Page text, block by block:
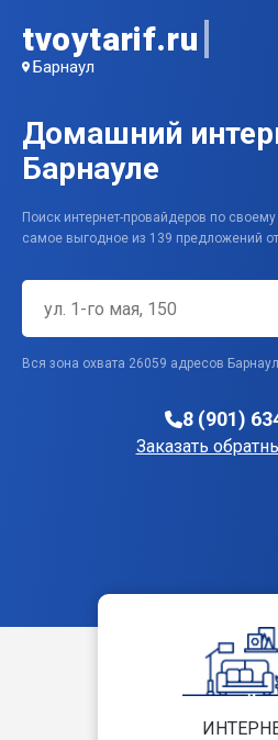
tvoytarif.ru
Барнаул
Домашний
Барнауле
Поиск интернет-провайдеров по
самое выгодное из 139 предложений
Вся зона охвата 26059 адресов
8 (901)
Заказать